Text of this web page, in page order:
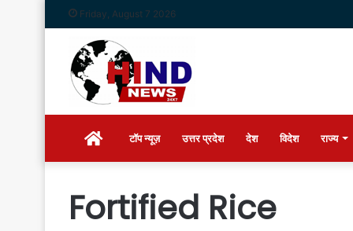
Friday, August 7 2026
Homeटॉप न्यूज़ उत्तर प्रदेश देश विदेश राज्य
Fortified Rice